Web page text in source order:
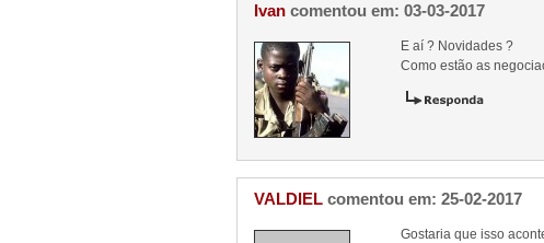
Ivan comentou em: 03-03-2017
E aí ? Novidades ?
Como estão as
VALDIEL comentou em: 25-02-2017
Gostaria que isso